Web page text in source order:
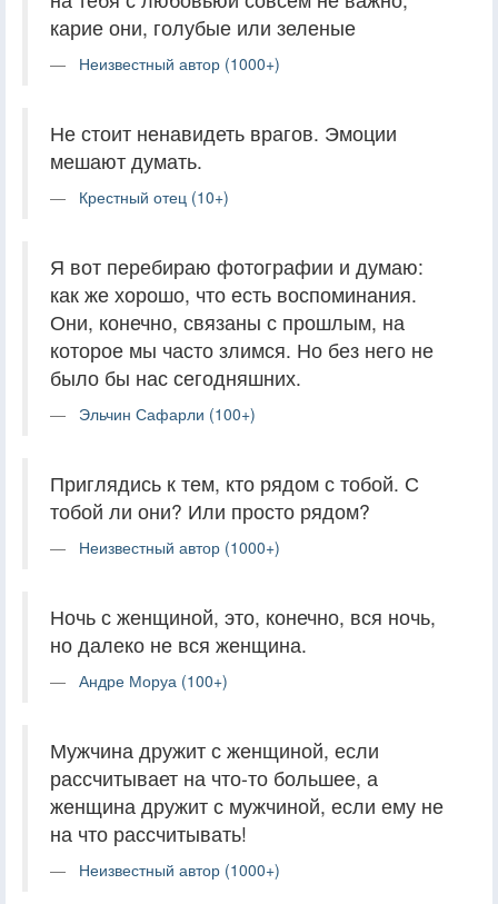
карие они, голубые или зеленые
Неизвестный автор (1000+)
Не стоит ненавидеть врагов. Эмоции
мешают думать.
Крестный отец (10+)
Я вот перебираю фотографии и думаю:
как же хорошо, что есть воспоминания.
Они, конечно, связаны с прошлым, на
которое мы часто злимся. Но без него не
было бы нас сегодняшних.
Эльчин Сафарли (100+)
Приглядись к тем, кто рядом с тобой. С
тобой ли они? Или просто рядом?
Неизвестный автор (1000+)
Ночь с женщиной, это, конечно, вся ночь,
но далеко не вся женщина.
Андре Моруа (100+)
Мужчина дружит с женщиной, если
рассчитывает на что-то большее, а
женщина дружит с мужчиной, если ему не
на что рассчитывать!
Неизвестный автор (1000+)